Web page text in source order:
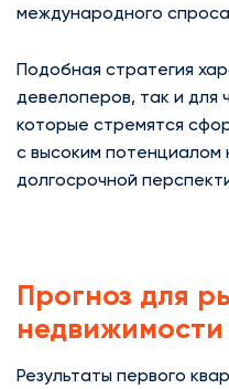
международного
Подобная стратегия
девелоперов, так и для
которые стремятся
с высоким потенциалом
долгосрочной
Прогноз для
Результаты первого